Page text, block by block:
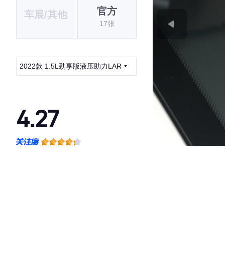
车展/其他 官方
17张
2022款 1.5L劲享版液压助力LAR
4.27